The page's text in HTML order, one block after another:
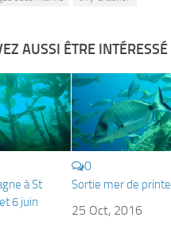
N1
N3
des acquis
AUSSI ÊTRE
à St
6 juin
0
Sortie mer de
25 Oct, 2016